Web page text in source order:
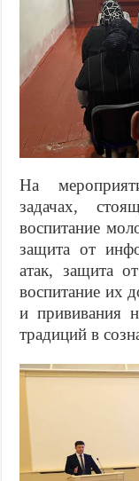
На
задачах,
воспитание
защита от
атак, защита
воспитание их
и прививания
традиций в